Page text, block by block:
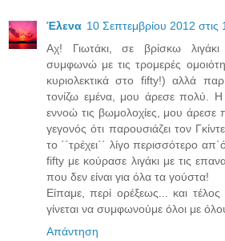
Έλενα 10 Σεπτεμβρίου 2012 στις
Αχ! Γιωτάκι, σε βρίσκω
συμφωνώ με τις τρομερές
κυριολεκτικά στο fifty!) αλλά
τονίζω εμένα, μου άρεσε πολύ.
εννοώ τις βωμολοχίες, μου άρεσε
γεγονός ότι παρουσιάζει τον
το ΄΄τρέχει΄΄ λίγο περισσότερο
fifty με κούρασε λιγάκι με τις
που δεν είναι για όλα τα γούστα!
Είπαμε, περί ορέξεως... και
γίνεται να συμφωνούμε όλοι με
Απάντηση